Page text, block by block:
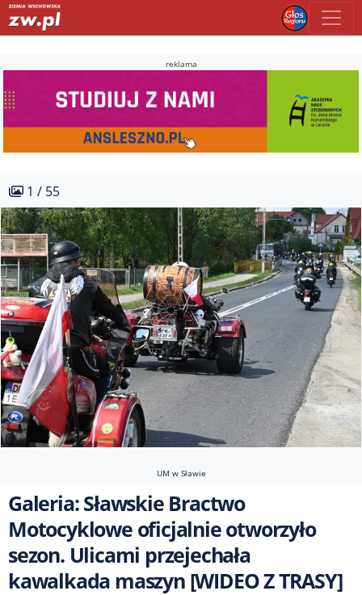
reklama
1 / 55
UM w Sławie
Galeria: Sławskie Bractwo
Motocyklowe oficjalnie otworzyło
sezon. Ulicami przejechała
kawalkada maszyn [WIDEO Z TRASY]